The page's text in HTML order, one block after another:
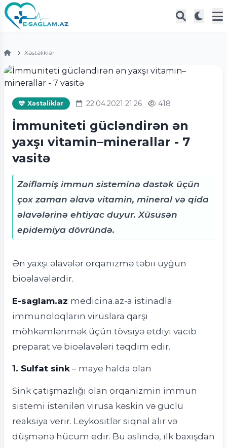
Xəstəliklər
Xəstəliklər 22.04.2021 21:26 418
İmmuniteti gücləndirən ən
yaxşı vitamin–minerallar - 7
vasitə
Zəifləmiş immun sisteminə dəstək üçün
çox zaman əlavə vitamin, mineral və qida
əlavələrinə ehtiyac duyur. Xüsusən
epidemiya dövründə.
Ən yaxşı əlavələr orqanizmə təbii uyğun
bioəlavələrdir.
E-saglam.az medicina.az-a istinadla
immunoloqların viruslara qarşı
möhkəmlənmək üçün tövsiyə etdiyi vacib
preparat və bioəlavələri təqdim edir.
1. Sulfat sink– maye halda olan
Sink çatışmazlığı olan orqanizmin immun
sistemi istənilən virusa kəskin və güclü
reaksiya verir. Leykositlər siqnal alır və
düşmənə hücum edir. Bu əslində, ilk baxışdan